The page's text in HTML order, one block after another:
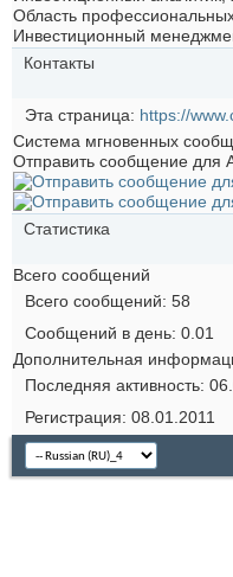
Область
Инвестиционный
Контакты
Эта страница
https://
Система мгновенных
Отправить сообщение для
Статистика
Всего сообщений
Всего сообщений 58
Сообщений в день 0.01
Дополнительная
Последняя активность
Регистрация 08.01.2011